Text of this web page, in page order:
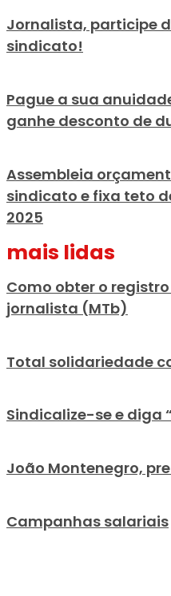
Jornalista, participe
sindicato!
Pague a sua
ganhe desconto de
Assembleia
sindicato e fixa teto
2025
mais lidas
Como obter o
jornalista (MTb)
Total solidariedade
Sindicalize-se e diga
João Montenegro,
Campanhas salariais